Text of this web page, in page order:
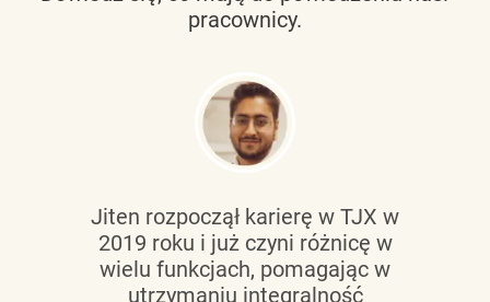
pracownicy.
Jiten rozpoczął karierę w TJX w
2019 roku i już czyni różnicę w
wielu funkcjach, pomagając w
utrzymaniu integralność